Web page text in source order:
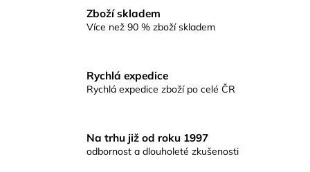
Zboží skladem
Více než 90 % zboží skladem
Rychlá expedice
Rychlá expedice zboží po celé ČR
Na trhu již od roku 1997
odbornost a dlouholeté zkušenosti